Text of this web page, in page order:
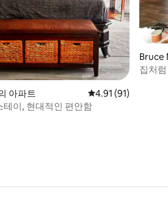
기 32개
아파트 평점 4.91점(5점 만
4.91 (91)
테이, 현대적인 편안함
Bruce
집처